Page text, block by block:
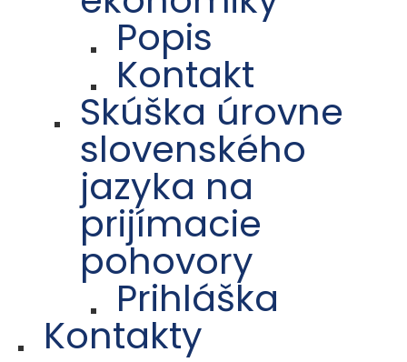
Popis
Kontakt
Skúška úrovne
slovenského
jazyka na
prijímacie
pohovory
Prihláška
Kontakty